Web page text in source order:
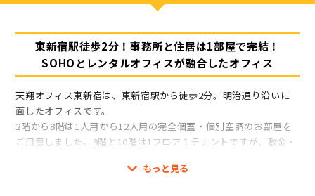
東新宿駅徒歩2分！事務所と住居は1部屋で完結！
SOHOとレンタルオフィスが融合したオフィス
天翔オフィス東新宿は、東新宿駅から徒歩2分。明治通り沿いに
面したオフィスです。
2階から8階は1人用から12人用の完全個室・個別空調のお部屋を
ご用意しました。9階と10階は1フロア１テナントですが、敷金・
だけるため、フロア貸しの階のみ住民票登録もできます。
もっと見る